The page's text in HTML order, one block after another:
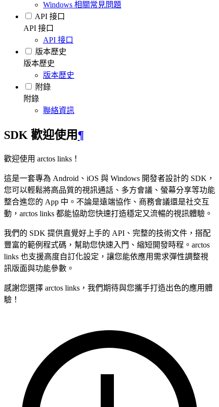
Windows 相關常見問題
API 接口
API 接口
API 接口
版本歷史
版本歷史
版本歷史
附錄
附錄
聯絡資訊
SDK 歡迎使用¶
歡迎使用 arctos links！
這是一套專為 Android、iOS 與 Windows 開發者設計的 SDK，
您可以輕鬆將高品質的視訊通話、多方會議、螢幕分享等功能
整合進您的 App 中。不論是遠端協作、商務會議還是社交互
動，arctos links 都能協助您快速打造穩定又流暢的視訊體驗。
我們的 SDK 提供直覺好上手的 API、完整的技術文件，搭配
豐富的範例程式碼，幫助您快速入門、縮短開發時程。arctos
links 也支援高度自訂化設定，讓您能依應用需求彈性調整視
訊版面與功能參數。
感謝您選擇 arctos links，我們期待與您攜手打造出色的應用體
驗！